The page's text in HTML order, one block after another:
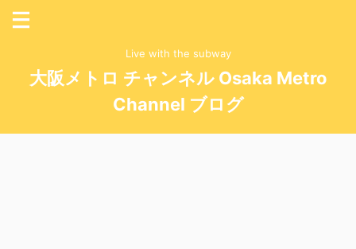
Live with the subway
大阪メトロ チャンネル Osaka Metro
Channel ブログ